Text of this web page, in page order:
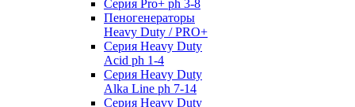
Серия Pro+ ph 3-8
Пеногенераторы
Heavy Duty / PRO+
Серия Heavy Duty
Acid ph 1-4
Серия Heavy Duty
Alka Line ph 7-14
Серия Heavy Duty